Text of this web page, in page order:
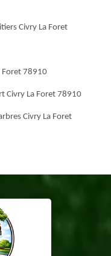
Civry La Foret
Foret 78910
Civry La Foret 78910
Civry La Foret